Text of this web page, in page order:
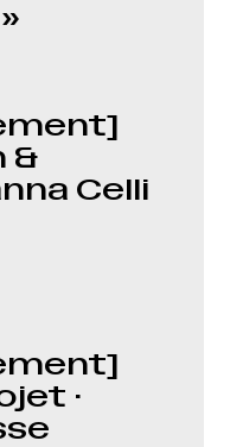
&
Celli
·